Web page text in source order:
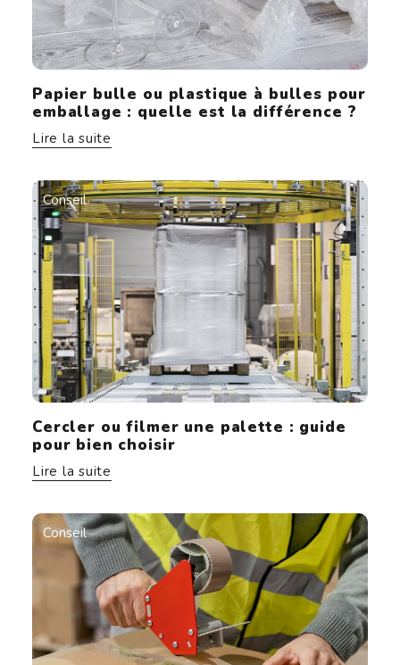
Papier bulle ou plastique à bulles pour
emballage : quelle est la différence ?
Lire la suite
Conseil
Cercler ou filmer une palette : guide
pour bien choisir
Lire la suite
Conseil